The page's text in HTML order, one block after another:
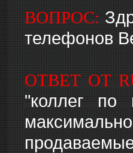
ВОПРОС:
телефонов
ОТВЕТ ОТ
"коллег по